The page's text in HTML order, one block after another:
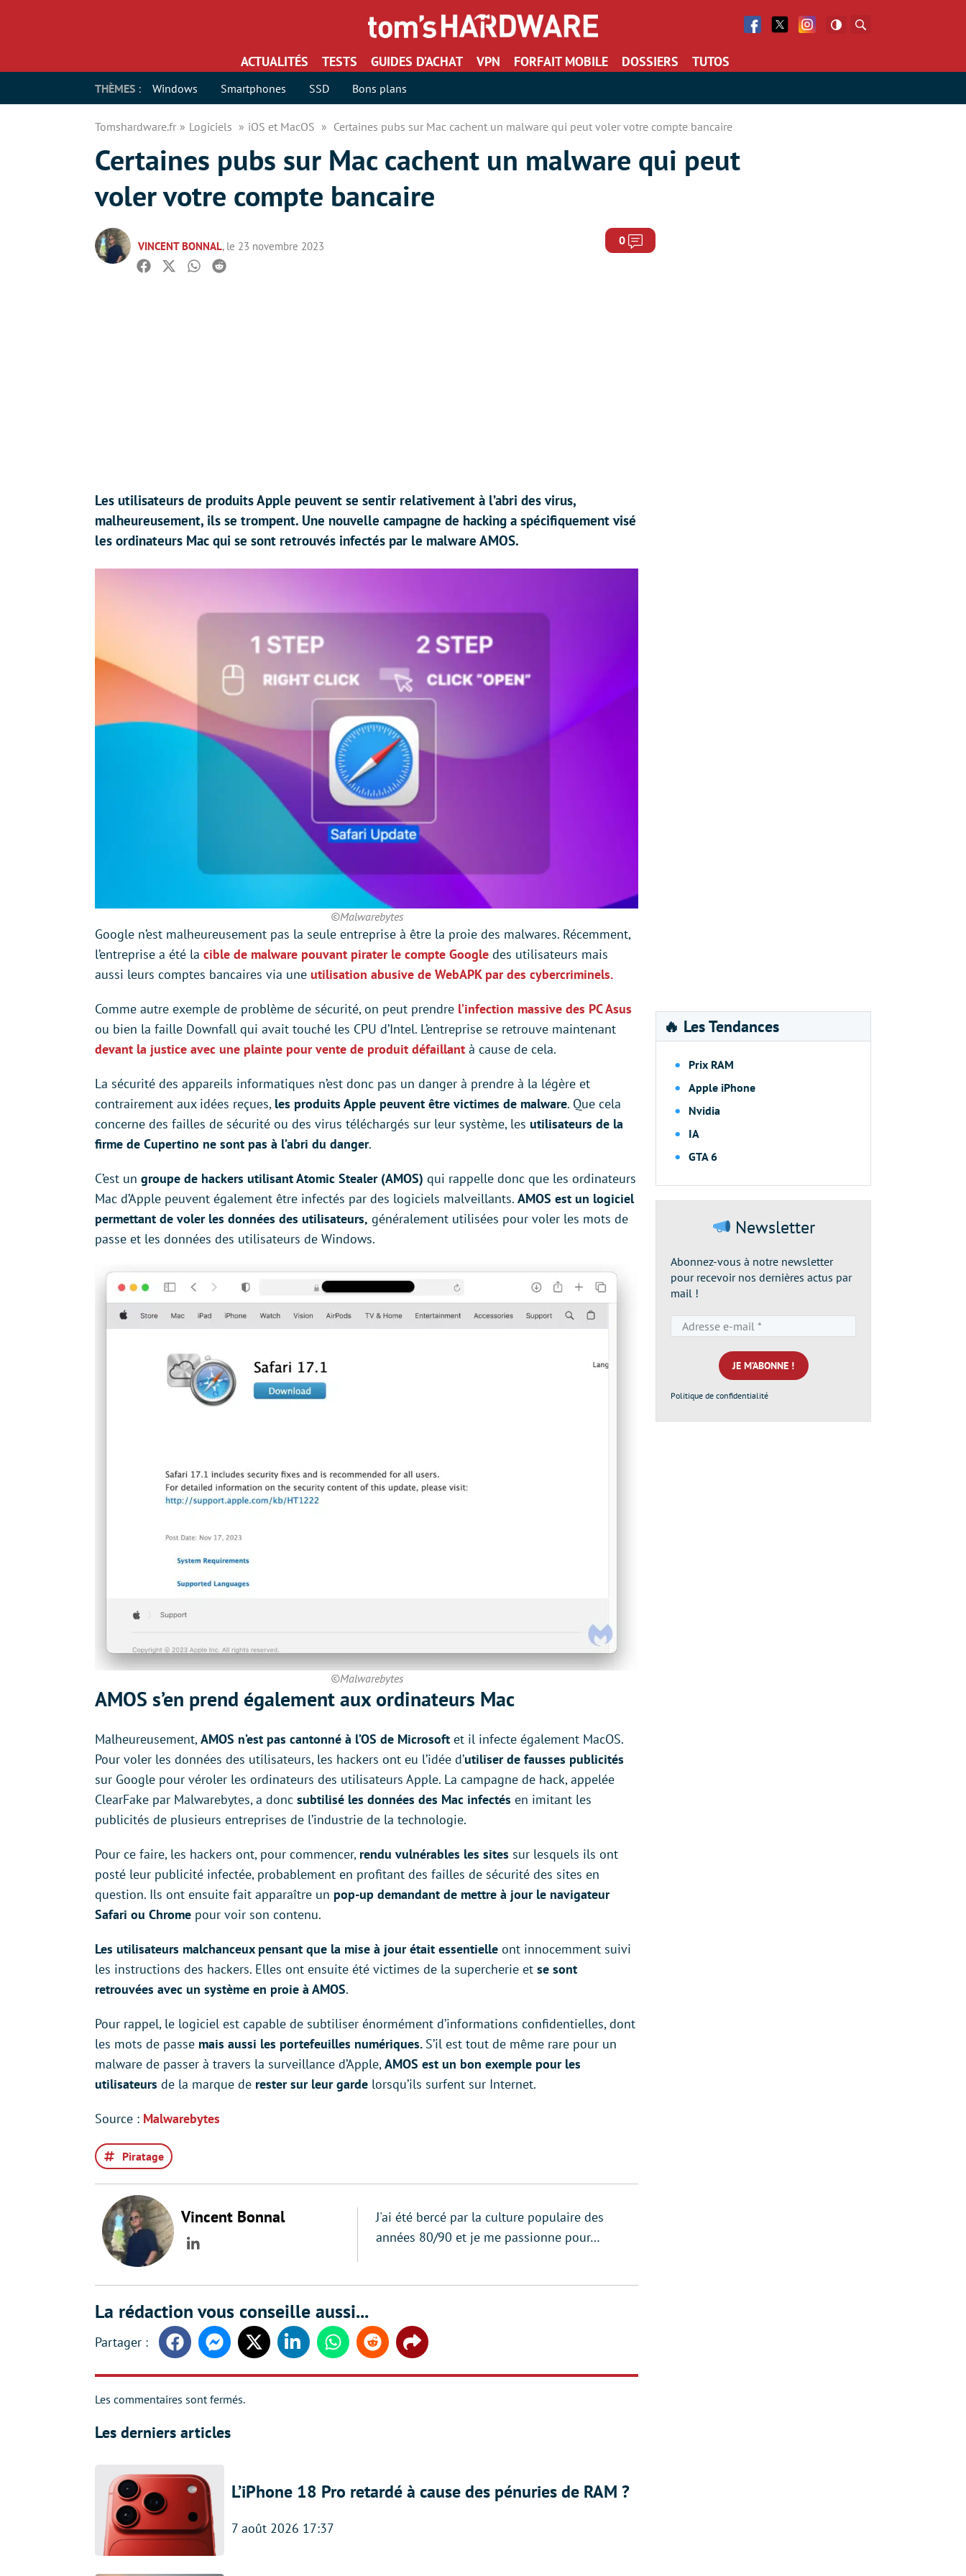
Facebook
Twitter Facebook
ACTUALITÉS TESTS GUIDES D’ACHAT VPN FORFAIT MOBILE DOSSIERS TUTOS
THÈMES : Windows Smartphones SSD Bons plans
Tomshardware.fr Logiciels iOS et MacOS Certaines pubs sur Mac cachent un malware qui peut voler votre compte bancaire
Certaines pubs sur Mac cachent un malware qui peut
voler votre compte bancaire
VINCENT BONNAL, le 23 novembre 2023 0 Commentaires
Facebook
TwitterWhatsapp
Reddit
Les utilisateurs de produits Apple peuvent se sentir relativement à l’abri des virus,
malheureusement, ils se trompent. Une nouvelle campagne de hacking a spécifiquement visé
les ordinateurs Mac qui se sont retrouvés infectés par le malware AMOS.
©Malwarebytes
Google n’est malheureusement pas la seule entreprise à être la proie des malwares. Récemment,
l’entreprise a été la cible de malware pouvant pirater le compte Google des utilisateurs mais
aussi leurs comptes bancaires via une utilisation abusive de WebAPK par des cybercriminels.
Comme autre exemple de problème de sécurité, on peut prendre l’infection massive des PC Asus
ou bien la faille Downfall qui avait touché les CPU d’Intel. L’entreprise se retrouve maintenant
devant la justice avec une plainte pour vente de produit défaillant à cause de cela.
La sécurité des appareils informatiques n’est donc pas un danger à prendre à la légère et
contrairement aux idées reçues, les produits Apple peuvent être victimes de malware. Que cela
concerne des failles de sécurité ou des virus téléchargés sur leur système, les utilisateurs de la
firme de Cupertino ne sont pas à l’abri du danger.
C’est un groupe de hackers utilisant Atomic Stealer (AMOS) qui rappelle donc que les ordinateurs
Mac d’Apple peuvent également être infectés par des logiciels malveillants. AMOS est un logiciel
permettant de voler les données des utilisateurs, généralement utilisées pour voler les mots de
passe et les données des utilisateurs de Windows.
©Malwarebytes
AMOS s’en prend également aux ordinateurs Mac
Malheureusement,AMOS n’est pas cantonné à l’OS de Microsoft et il infecte également MacOS.
Pour voler les données des utilisateurs, les hackers ont eu l’idée d’utiliser de fausses publicités
sur Google pour véroler les ordinateurs des utilisateurs Apple. La campagne de hack, appelée
ClearFake par Malwarebytes, a donc subtilisé les données des Mac infectés en imitant les
publicités de plusieurs entreprises de l’industrie de la technologie.
Pour ce faire, les hackers ont, pour commencer, rendu vulnérables les sites sur lesquels ils ont
posté leur publicité infectée, probablement en profitant des failles de sécurité des sites en
question. Ils ont ensuite fait apparaître un pop-up demandant de mettre à jour le navigateur
Safari ou Chrome pour voir son contenu.
Les utilisateurs malchanceux pensant que la mise à jour était essentielle ont innocemment suivi
les instructions des hackers. Elles ont ensuite été victimes de la supercherie et se sont
retrouvées avec un système en proie à AMOS.
Pour rappel, le logiciel est capable de subtiliser énormément d’informations confidentielles, dont
les mots de passe mais aussi les portefeuilles numériques. S’il est tout de même rare pour un
malware de passer à travers la surveillance d’Apple,AMOS est un bon exemple pour les
utilisateurs de la marque de rester sur leur garde lorsqu’ils surfent sur Internet.
Source : Malwarebytes
Piratage
Vincent Bonnal
LinkedIn
J'ai été bercé par la culture populaire des
années 80/90 et je me passionne pour…
La rédaction vous conseille aussi...
FacebookMessengerTwitter LinkedinWhatsappReddit Share
Les commentaires sont fermés.
Les derniers articles
L’iPhone 18 Pro retardé à cause des pénuries de RAM ?
7 août 2026 17:37
🔥 Les Tendances
Prix RAM
Apple iPhone
Nvidia
IA
GTA 6
Newsletter
Abonnez-vous à notre newsletter
pour recevoir nos dernières actus par
mail !
e-
mail
*
Politique de confidentialité